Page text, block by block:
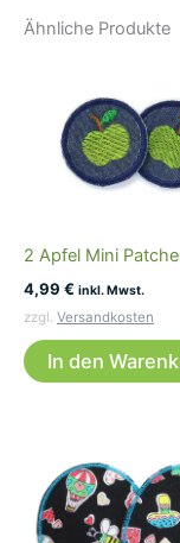
Ähnliche Produkte
2 Apfel Mini
4,99 € inkl. Mwst.
zzgl. Versandkosten
In den